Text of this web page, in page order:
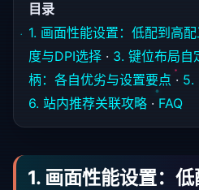
目录
1. 画面性能设置：低配到高
度与DPI选择 · 3. 键位布局自
柄：各自优劣与设置要点 · 5.
6. 站内推荐关联攻略 · FAQ
1. 画面性能设置：